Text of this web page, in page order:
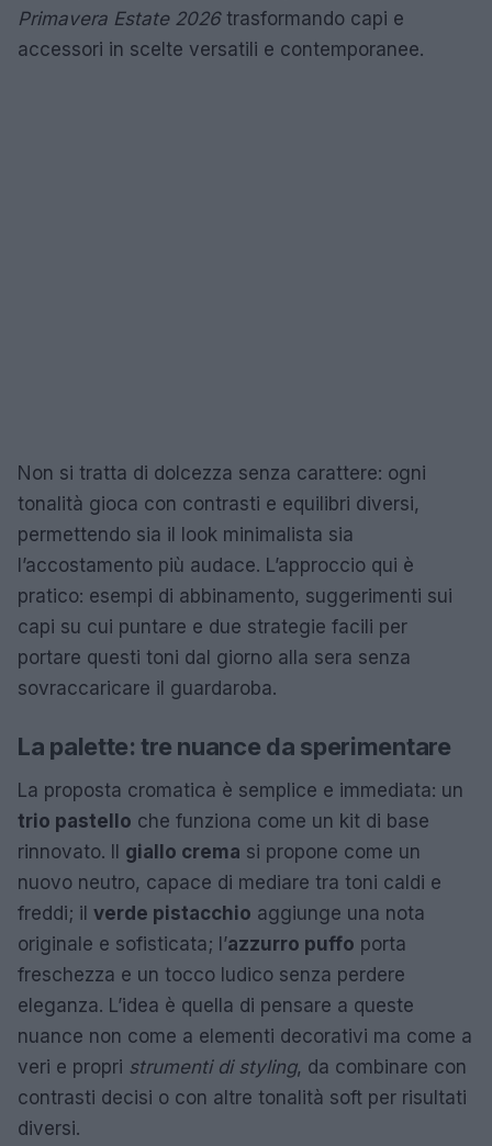
Primavera Estate 2026trasformando capi e
accessori in scelte versatili e contemporanee.
Non si tratta di dolcezza senza carattere: ogni
tonalità gioca con contrasti e equilibri diversi,
permettendo sia il look minimalista sia
l’accostamento più audace. L’approccio qui è
pratico: esempi di abbinamento, suggerimenti sui
capi su cui puntare e due strategie facili per
portare questi toni dal giorno alla sera senza
sovraccaricare il guardaroba.
La palette: tre nuance da sperimentare
La proposta cromatica è semplice e immediata: un
trio pastello che funziona come un kit di base
rinnovato. Il giallo crema si propone come un
nuovo neutro, capace di mediare tra toni caldi e
freddi; il verde pistacchio aggiunge una nota
originale e sofisticata; l’azzurro puffo porta
freschezza e un tocco ludico senza perdere
eleganza. L’idea è quella di pensare a queste
nuance non come a elementi decorativi ma come a
veri e propri strumenti di styling, da combinare con
contrasti decisi o con altre tonalità soft per risultati
diversi.